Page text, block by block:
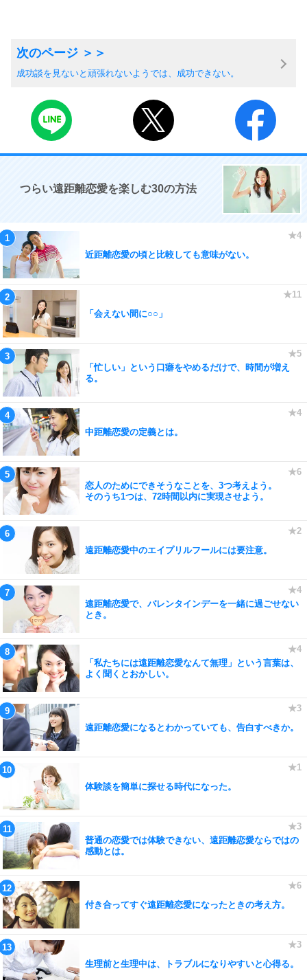
成功談を見ないと頑張れないようでは、成功できない。
つらい遠距離恋愛を楽しむ30の方法
近距離恋愛の頃と比較しても意味がない。
「会えない間に○○」
「忙しい」という口癖をやめるだけで、時間が増え
る。
中距離恋愛の定義とは。
恋人のためにできそうなことを、3つ考えよう。
そのうち1つは、72時間以内に実現させよう。
遠距離恋愛中のエイプリルフールには要注意。
遠距離恋愛で、バレンタインデーを一緒に過ごせない
とき。
「私たちには遠距離恋愛なんて無理」という言葉は、
よく聞くとおかしい。
遠距離恋愛になるとわかっていても、告白すべきか。
体験談を簡単に探せる時代になった。
普通の恋愛では体験できない、遠距離恋愛ならではの
感動とは。
付き合ってすぐ遠距離恋愛になったときの考え方。
生理前と生理中は、トラブルになりやすいと心得る。